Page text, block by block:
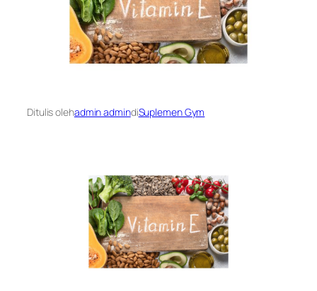
Ditulis olehadmin admindiSuplemen Gym